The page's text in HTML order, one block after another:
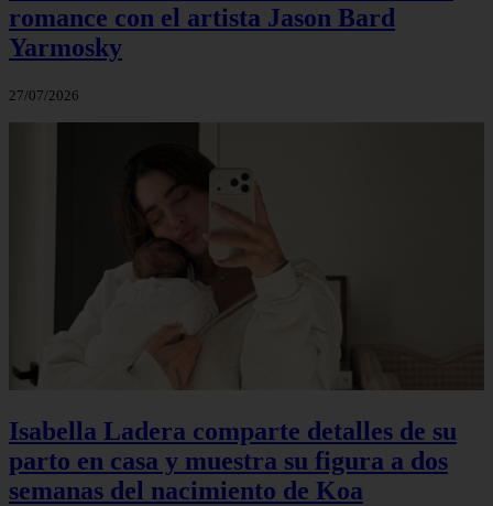
romance con el artista Jason Bard
Yarmosky
27/07/2026
Isabella Ladera comparte detalles de su
parto en casa y muestra su figura a dos
semanas del nacimiento de Koa